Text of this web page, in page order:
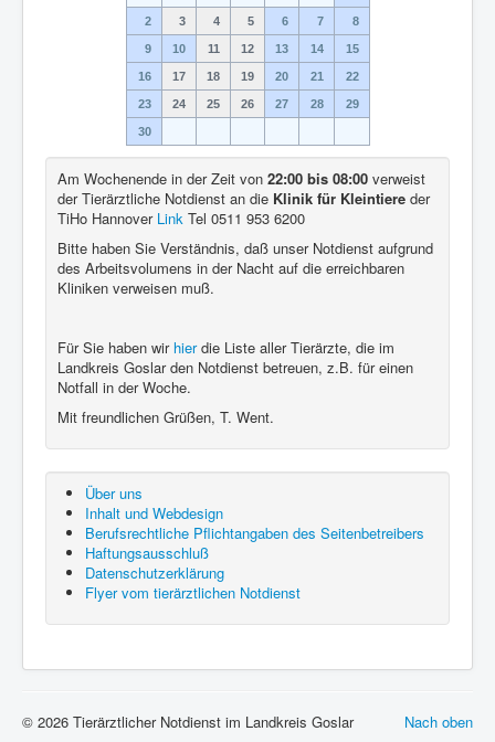
2 3 4 5 6 7 8
9 10 11 12 13 14 15
16 17 18 19 20 21 22
23 24 25 26 27 28 29
30
Am Wochenende in der Zeit von 22:00 bis 08:00 verweist
der Tierärztliche Notdienst an die Klinik für Kleintiere der
TiHo Hannover Link Tel 0511 953 6200
Bitte haben Sie Verständnis, daß unser Notdienst aufgrund
des Arbeitsvolumens in der Nacht auf die erreichbaren
Kliniken verweisen muß.
Für Sie haben wir hierdie Liste aller Tierärzte, die im
Landkreis Goslar den Notdienst betreuen, z.B. für einen
Notfall in der Woche.
Mit freundlichen Grüßen, T. Went.
Über uns
Inhalt und Webdesign
Berufsrechtliche Pflichtangaben des Seitenbetreibers
Haftungsausschluß
Datenschutzerklärung
Flyer vom tierärztlichen Notdienst
Nach oben
© 2026 Tierärztlicher Notdienst im Landkreis Goslar